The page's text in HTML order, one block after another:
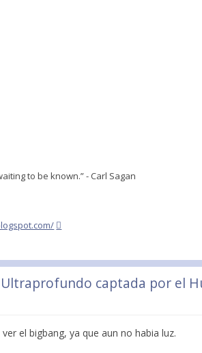
to be known.” - Carl Sagan
Ultraprofundo captada por el
el bigbang, ya que aun no habia luz.